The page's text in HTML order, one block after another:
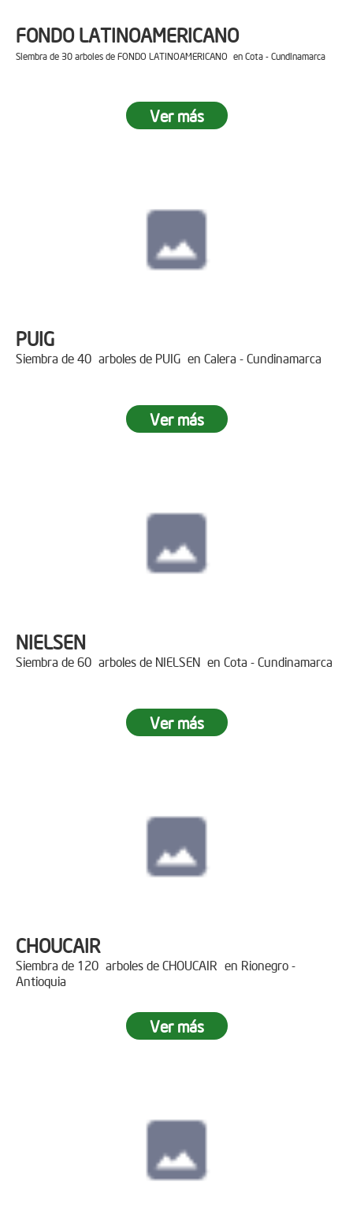
FONDO LATINOAMERICANO
Siembra de 30 arboles de FONDO LATINOAMERICANO en Cota - Cundinamarca
Ver más
PUIG
Siembra de 40 arboles de PUIG en Calera - Cundinamarca
Ver más
NIELSEN
Siembra de 60 arboles de NIELSEN en Cota - Cundinamarca
Ver más
CHOUCAIR
Siembra de 120 arboles de CHOUCAIR en Rionegro -
Antioquia
Ver más